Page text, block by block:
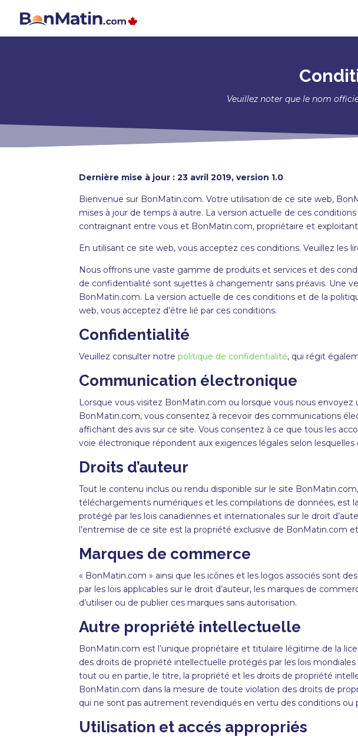
Veuillez noter que le nom
Dernière mise à jour : 23 avril 2019, version 1.0
Bienvenue sur BonMatin.com. Votre utilisation de ce site web,
mises à jour de temps à autre. La version actuelle de ces
contraignant entre vous et BonMatin.com, propriétaire et
En utilisant ce site web, vous acceptez ces conditions. Veuillez les
Nous offrons une vaste gamme de produits et services et des
de confidentialité sont sujettes à changementr sans préavis. Une
BonMatin.com. La version actuelle de ces conditions et de la
web, vous acceptez d’être lié par ces conditions.
Confidentialité
Veuillez consulter notrepolitique de confidentialité, qui régit
Communication électronique
Lorsque vous visitez BonMatin.com ou lorsque vous nous
BonMatin.com, vous consentez à recevoir des communications
affichant des avis sur ce site. Vous consentez à ce que tous les
voie électronique répondent aux exigences légales selon
Droits d’auteur
Tout le contenu inclus ou rendu disponible sur le site BonMatin
téléchargements numériques et les compilations de données, est
protégé par les lois canadiennes et internationales sur le droit
l’entremise de ce site est la propriété exclusive de BonMatin.com
Marques de commerce
« BonMatin.com » ainsi que les icônes et les logos associés sont
par les lois applicables sur le droit d’auteur, les marques de
d’utiliser ou de publier ces marques sans autorisation.
Autre propriété intellectuelle
BonMatin.com est l’unique propriétaire et titulaire légitime de la
des droits de propriété intellectuelle protégés par les lois
tout ou en partie, le titre, la propriété et les droits de propriété
BonMatin.com dans la mesure de toute violation des droits de
qui ne sont pas autrement revendiqués en vertu des conditions ou
Utilisation et accés appropriés